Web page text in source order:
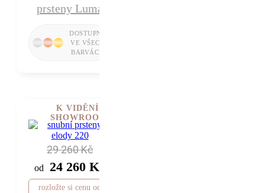
prsteny Luma
29 260 Kč
od 24 260 Kč
rozložte si cenu od
K VIDĚNÍ V
SHOWROOMU